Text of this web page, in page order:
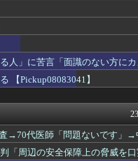
ル」→広島県民...
保障上の脅威を...
おー
民団体、それ...
助けて下さい...
あれなんのため...
まと
アル
ール！3,...
日本
...
理
を...
軍
在は一切発生し...
キム
かせ
人」に苦言「面識のない方に
【Pickup08083041】
→70代医師「問題ないです」
「周辺の安全保障上の脅威を